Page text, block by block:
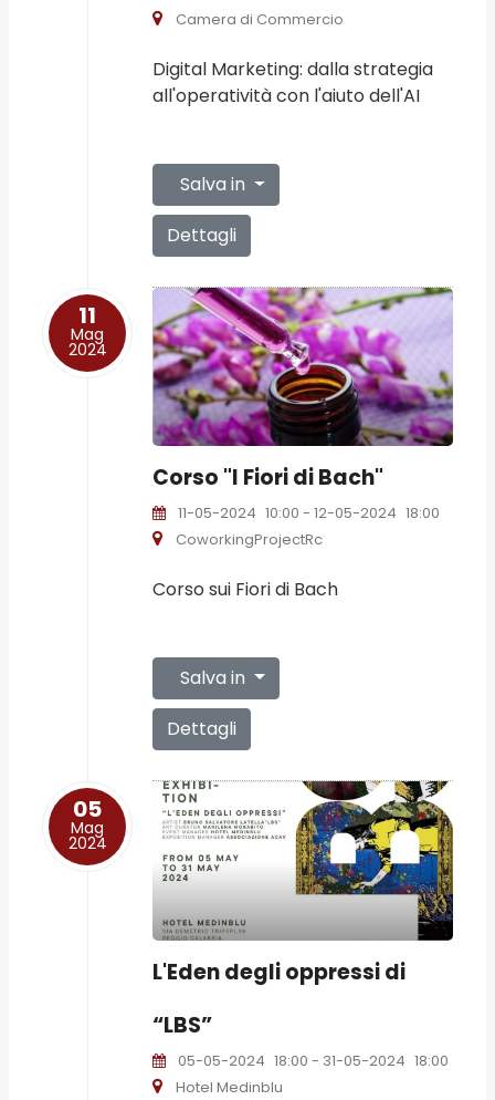
Camera di Commercio
Digital Marketing: dalla strategia
all'operatività con l'aiuto dell'AI
Salva in
Dettagli
11
Mag
2024
Corso "I Fiori di Bach"
11-05-2024 10:00 - 12-05-2024 18:00
CoworkingProjectRc
Corso sui Fiori di Bach
Salva in
Dettagli
05
Mag
2024
L'Eden degli oppressi di
“LBS”
05-05-2024 18:00 - 31-05-2024 18:00
Hotel Medinblu